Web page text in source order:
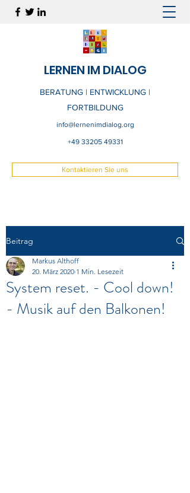
LERNEN IM DIALOG
BERATUNG | ENTWICKLUNG |
FORTBILDUNG
info@lernenimdialog.org
+49 33205 49331
Kontaktieren Sie uns
Beitrag
System reset. - Cool down!
- Musik auf den Balkonen!
Markus Althoff
20. März 2020 1 Min. Lesezeit